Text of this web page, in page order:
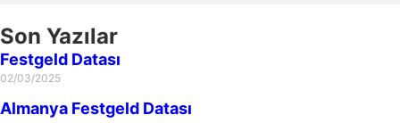
Son Yazılar
Festgeld Datası
02/03/2025
Almanya Festgeld Datası